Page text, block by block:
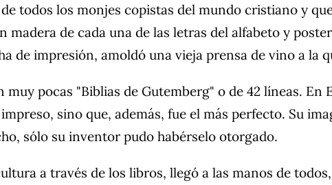
todos los monjes copistas del mundo cristiano y
madera de cada una de las letras del alfabeto y
de impresión, amoldó una vieja prensa de vino a la
pocas "Biblias de Gutemberg" o de 42 líneas. En
sino que, además, fue el más perfecto. Su
sólo su inventor pudo habérselo otorgado.
a través de los libros, llegó a las manos de